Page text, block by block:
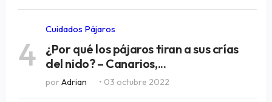
4
Cuidados Pájaros
¿Por qué los pájaros tiran a sus crías
del nido? – Canarios,...
por Adrian • 03 octubre 2022